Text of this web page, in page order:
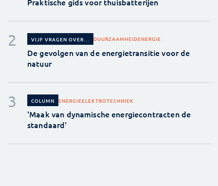
VIJF VRAGEN OVER... DUURZAAMHEIDENERGIE
De gevolgen van de energietransitie voor de
natuur
COLUMN ENERGIEELEKTROTECHNIEK
'Maak van dynamische energiecontracten de
standaard'